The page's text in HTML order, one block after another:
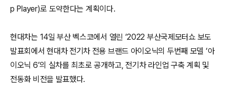
p Player)로 도약한다는 계획이다.
현대차는 14일 부산 벡스코에서 열린 ‘2022 부산국제모터쇼 보도
발표회에서 현대차 전기차 전용 브랜드 아이오닉의 두번째 모델 ‘아
이오닉 6’의 실차를 최초로 공개하고, 전기차 라인업 구축 계획 및
전동화 비전을 발표했다.